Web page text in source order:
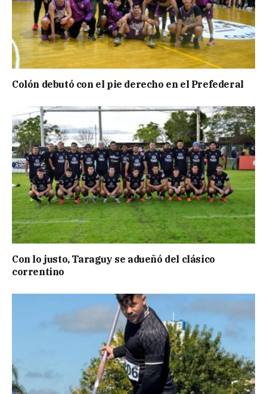
Colón debutó con el pie derecho en el Prefederal
Con lo justo, Taraguy se adueñó del clásico
correntino